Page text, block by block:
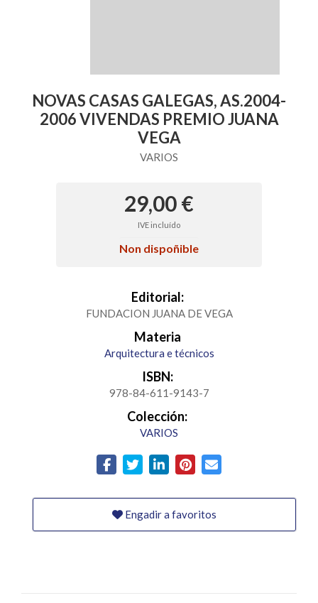
NOVAS CASAS GALEGAS, AS.2004-
2006 VIVENDAS PREMIO JUANA
VEGA
VARIOS
29,00 €
IVE incluído
Non dispoñible
Editorial:
FUNDACION JUANA DE VEGA
Materia
Arquitectura e técnicos
ISBN:
978-84-611-9143-7
Colección:
VARIOS
Engadir a favoritos